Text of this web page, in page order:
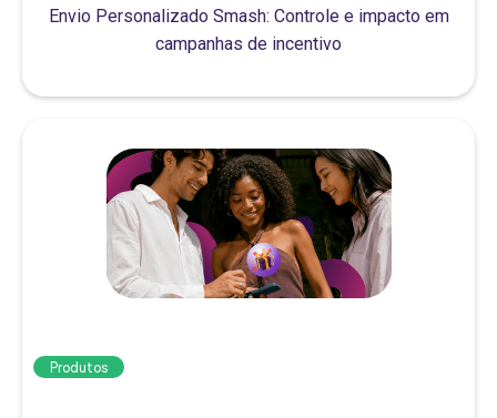
Envio Personalizado Smash: Controle e impacto em
campanhas de incentivo
Produtos